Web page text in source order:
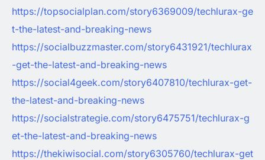
https://topsocialplan.com/story6369009/techlurax-ge
t-the-latest-and-breaking-news
https://socialbuzzmaster.com/story6431921/techlurax
-get-the-latest-and-breaking-news
https://social4geek.com/story6407810/techlurax-get-
the-latest-and-breaking-news
https://socialstrategie.com/story6475751/techlurax-g
et-the-latest-and-breaking-news
https://thekiwisocial.com/story6305760/techlurax-get